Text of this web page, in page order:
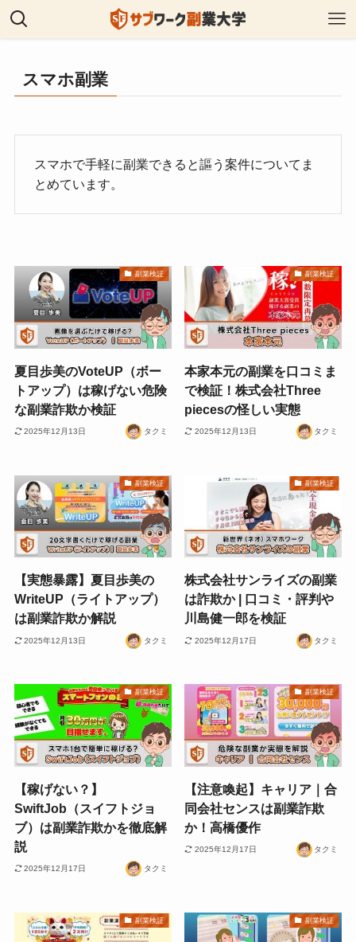
スマホ副業
スマホで手軽に副業できると謳う案件についてま
とめています。
副業検証
夏目歩美のVoteUP（ボー
トアップ）は稼げない危険
な副業詐欺か検証
2025年12月13日 タクミ
副業検証
本家本元の副業を口コミま
で検証！株式会社Three
piecesの怪しい実態
2025年12月13日 タクミ
副業検証
【実態暴露】夏目歩美の
WriteUP（ライトアップ）
は副業詐欺か解説
2025年12月13日 タクミ
副業検証
株式会社サンライズの副業
は詐欺か | 口コミ・評判や
川島健一郎を検証
2025年12月17日 タクミ
副業検証
【稼げない？】
SwiftJob（スイフトジョ
ブ）は副業詐欺かを徹底解
説
2025年12月17日 タクミ
副業検証
【注意喚起】キャリア｜合
同会社センスは副業詐欺
か！高橋優作
2025年12月17日 タクミ
副業検証 副業検証